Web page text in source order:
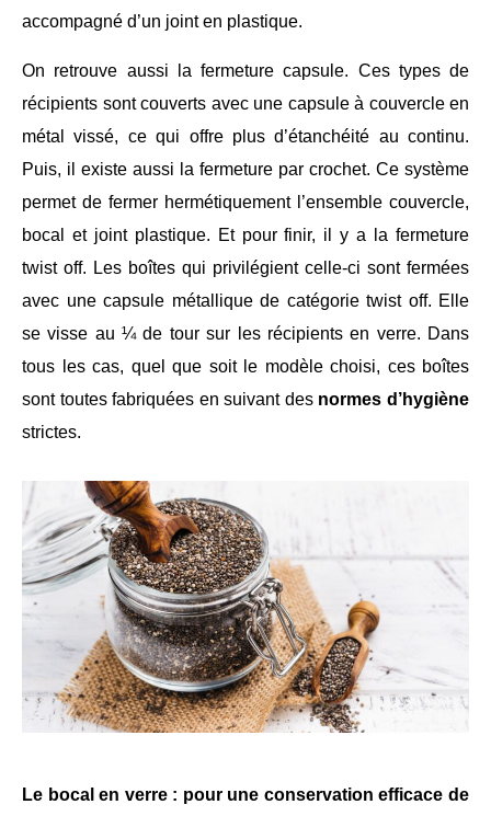
accompagné d’un joint en plastique.
On retrouve aussi la fermeture capsule. Ces types de
récipients sont couverts avec une capsule à couvercle en
métal vissé, ce qui offre plus d’étanchéité au continu.
Puis, il existe aussi la fermeture par crochet. Ce système
permet de fermer hermétiquement l’ensemble couvercle,
bocal et joint plastique. Et pour finir, il y a la fermeture
twist off. Les boîtes qui privilégient celle-ci sont fermées
avec une capsule métallique de catégorie twist off. Elle
se visse au ¼ de tour sur les récipients en verre. Dans
tous les cas, quel que soit le modèle choisi, ces boîtes
sont toutes fabriquées en suivant des normes d’hygiène
strictes.
Le bocal en verre : pour une conservation efficace de